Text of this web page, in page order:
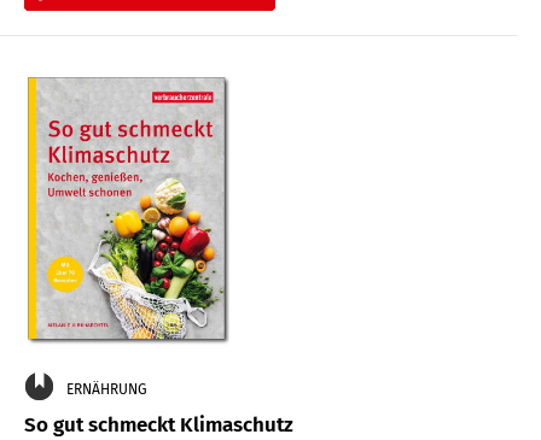
ERNÄHRUNG
So gut schmeckt Klimaschutz